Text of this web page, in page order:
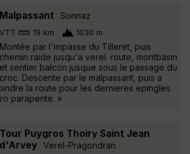
Malpassant Sonnaz
VTT 19 km 1030 m
Montée par l'impasse du Tilleret, puis
chemin raide jusqu'a verel. route, montbasin
et sentier balcon jusque sous le passage du
croc. Descente par le malpassant, puis a
la route pour les dernieres epingles
parapente. »
Tour Puygros Thoiry Saint Jean
d'Arvey Verel-Pragondran